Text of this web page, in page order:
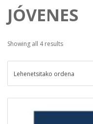
JÓVENES
Showing all 4 results
Lehenetsitako ordena